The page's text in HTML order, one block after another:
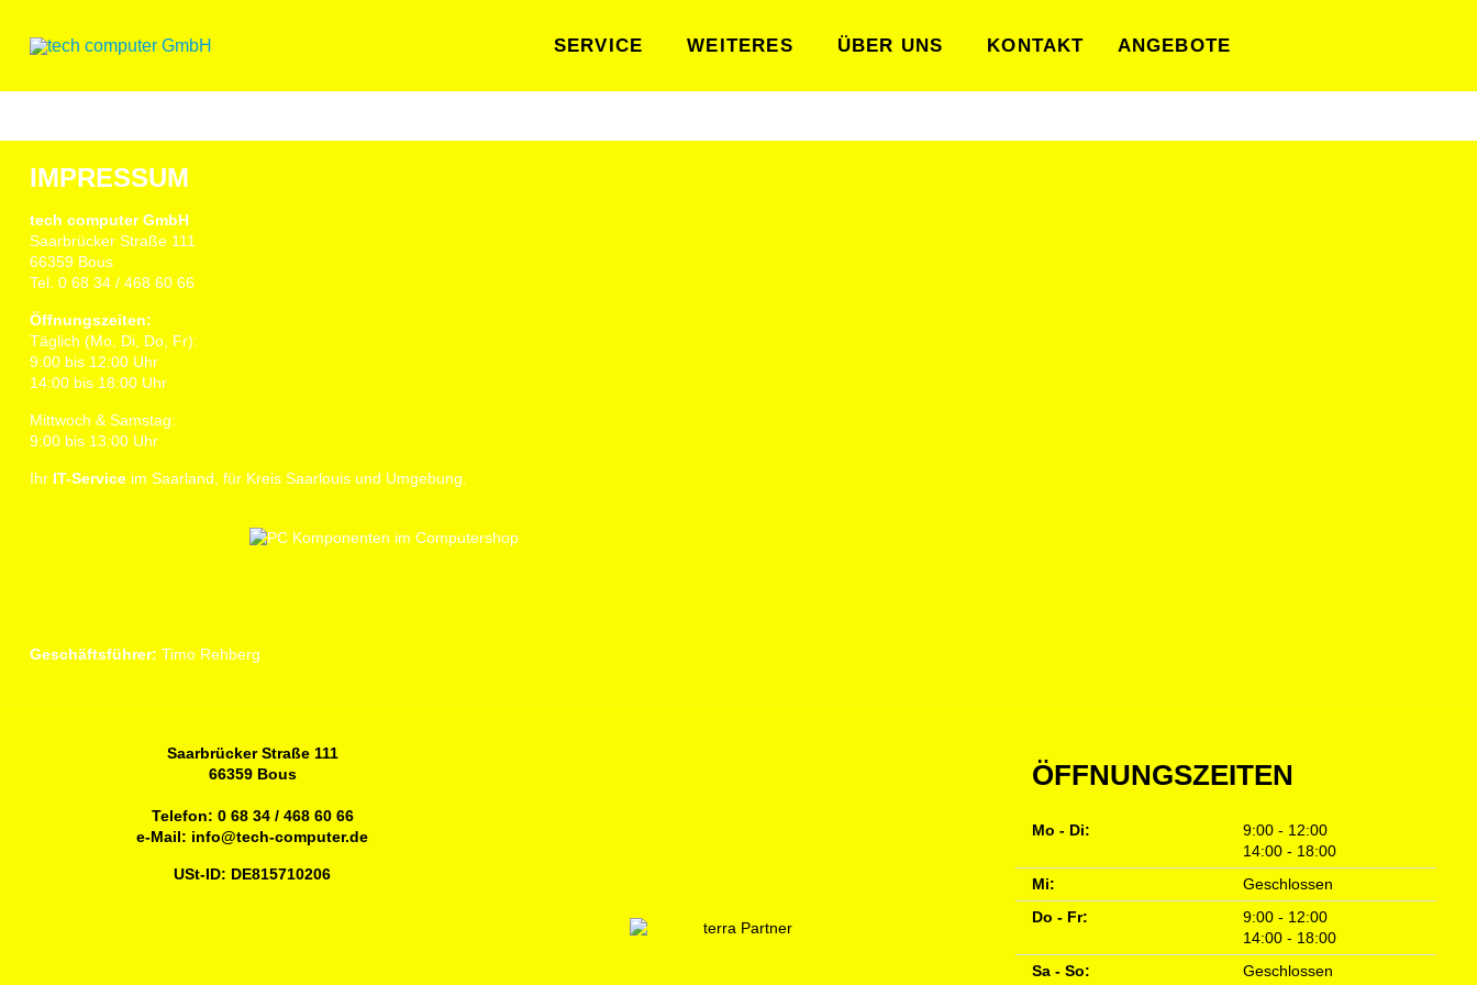
content
SERVICE WEITERES ÜBER UNS KONTAKT ANGEBOTE
IMPRESSUM
tech computer GmbH
Saarbrücker Straße 111
66359 Bous
Tel. 0 68 34 / 468 60 66
Öffnungszeiten:
Täglich (Mo, Di, Do, Fr):
9:00 bis 12:00 Uhr
14:00 bis 18:00 Uhr
Mittwoch & Samstag:
9:00 bis 13:00 Uhr
Ihr IT-Serviceim Saarland, für Kreis Saarlouis und Umgebung.
Geschäftsführer: Timo Rehberg
Saarbrücker Straße 111
66359 Bous
Telefon: 0 68 34 / 468 60 66
e-Mail: info@tech-computer.de
USt-ID: DE815710206
ÖFFNUNGSZEITEN
Mo - Di:
9:00 - 12:00
14:00 - 18:00
Mi:
Geschlossen
Do - Fr:
9:00 - 12:00
14:00 - 18:00
Sa - So:
Geschlossen